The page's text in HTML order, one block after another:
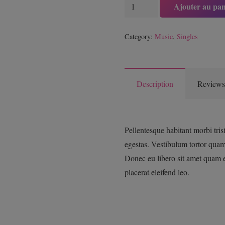
Single
Ajouter au
Category: Music, Singles
Description
Pellentesque habitant morbi
egestas. Vestibulum tortor
Donec eu libero sit amet quam
placerat eleifend leo.